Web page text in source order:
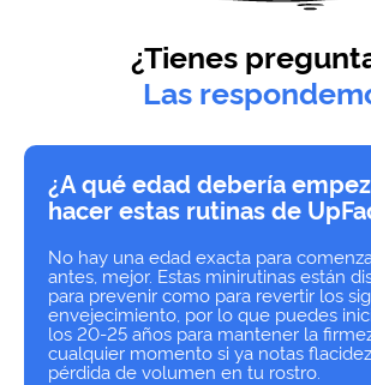
¿Tienes
Las
¿A qué edad debería
hacer estas rutinas de
No hay una edad exacta para
antes, mejor. Estas minirutinas están
para prevenir como para revertir los
envejecimiento, por lo que puedes
los 20-25 años para mantener la
cualquier momento si ya notas
pérdida de volumen en tu rostro.